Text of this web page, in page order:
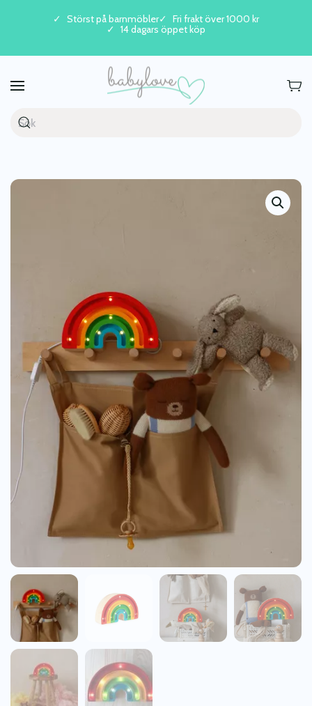
Skip to main content
Störst på barnmöbler
Fri frakt över 1000 kr
14 dagars öppet köp